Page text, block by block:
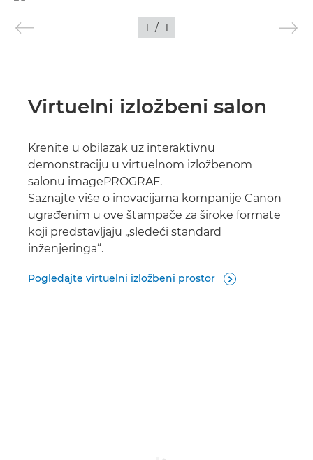
SLIKE
1 / 1
Virtuelni izložbeni salon
Krenite u obilazak uz interaktivnu
demonstraciju u virtuelnom izložbenom
salonu imagePROGRAF.
Saznajte više o inovacijama kompanije Canon
ugrađenim u ove štampače za široke formate
koji predstavljaju „sledeći standard
inženjeringa“.
Pogledajte virtuelni izložbeni prostor 